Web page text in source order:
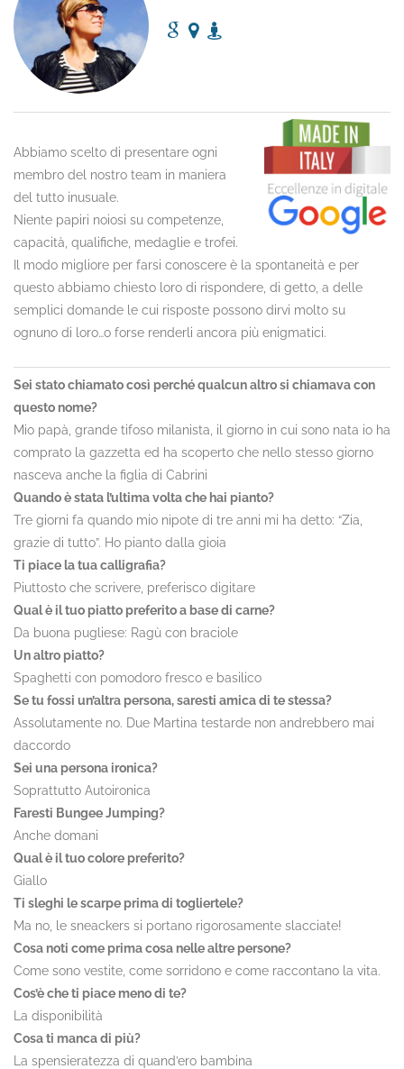
Abbiamo scelto di presentare ogni
membro del nostro team in maniera
del tutto inusuale.
Niente papiri noiosi su competenze,
capacità, qualifiche, medaglie e trofei.
Il modo migliore per farsi conoscere è la spontaneità e per
questo abbiamo chiesto loro di rispondere, di getto, a delle
semplici domande le cui risposte possono dirvi molto su
ognuno di loro…o forse renderli ancora più enigmatici.
Sei stato chiamato così perché qualcun altro si chiamava con
questo nome?
Mio papà, grande tifoso milanista, il giorno in cui sono nata io ha
comprato la gazzetta ed ha scoperto che nello stesso giorno
nasceva anche la figlia di Cabrini
Quando è stata l’ultima volta che hai pianto?
Tre giorni fa quando mio nipote di tre anni mi ha detto: “Zia,
grazie di tutto”. Ho pianto dalla gioia
Ti piace la tua calligrafia?
Piuttosto che scrivere, preferisco digitare
Qual è il tuo piatto preferito a base di carne?
Da buona pugliese: Ragù con braciole
Un altro piatto?
Spaghetti con pomodoro fresco e basilico
Se tu fossi un’altra persona, saresti amica di te stessa?
Assolutamente no. Due Martina testarde non andrebbero mai
daccordo
Sei una persona ironica?
Soprattutto Autoironica
Faresti Bungee Jumping?
Anche domani
Qual è il tuo colore preferito?
Giallo
Ti sleghi le scarpe prima di togliertele?
Ma no, le sneackers si portano rigorosamente slacciate!
Cosa noti come prima cosa nelle altre persone?
Come sono vestite, come sorridono e come raccontano la vita.
Cos’è che ti piace meno di te?
La disponibilità
Cosa ti manca di più?
La spensieratezza di quand’ero bambina